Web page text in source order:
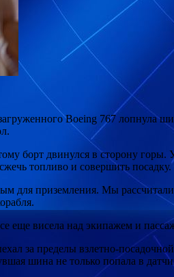
Boeing 767 лопнула
борт двинулся в сторону
топливо и совершить посадку.
для приземления. Мы
еще висела над экипажем и
за пределы взлетно-
шина не только попала в